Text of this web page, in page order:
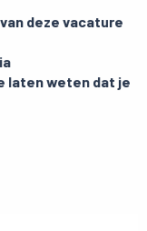
deze vacature
laten weten dat je